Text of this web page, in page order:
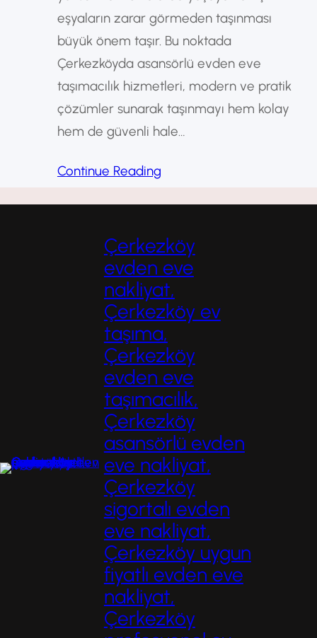
eşyaların zarar görmeden taşınması
büyük önem taşır. Bu noktada
Çerkezköyda asansörlü evden eve
taşımacılık hizmetleri, modern ve pratik
çözümler sunarak taşınmayı hem kolay
hem de güvenli hale…
Continue Reading
Çerkezköy
evden eve
nakliyat,
Çerkezköy ev
taşıma,
Çerkezköy
evden eve
taşımacılık,
Çerkezköy
asansörlü evden
eve nakliyat,
Çerkezköy
sigortalı evden
eve nakliyat,
Çerkezköy uygun
fiyatlı evden eve
nakliyat,
Çerkezköy